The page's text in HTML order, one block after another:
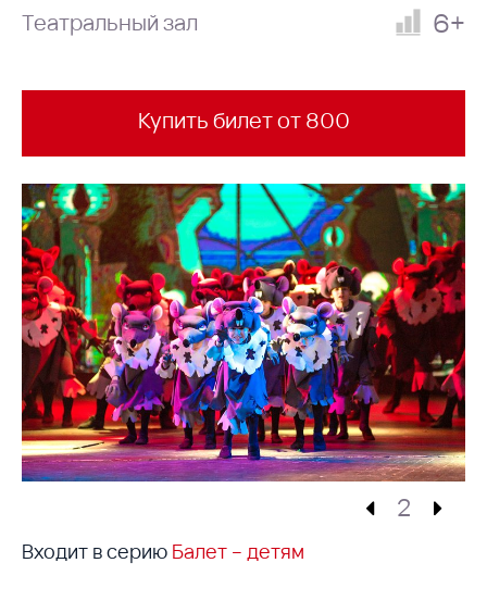
Театральный зал 6+
Купить билет от 800
2
Входит в серию Балет – детям